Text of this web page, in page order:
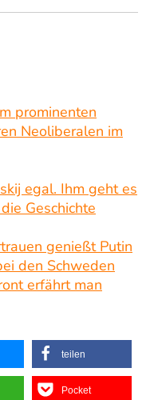
prominenten
Neoliberalen im
egal. Ihm geht es
Geschichte
genießt Putin
den Schweden
erfährt man
teilen
Pocket